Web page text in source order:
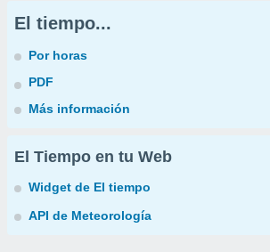
El tiempo...
Por horas
PDF
Más información
El Tiempo en tu Web
Widget de El tiempo
API de Meteorología